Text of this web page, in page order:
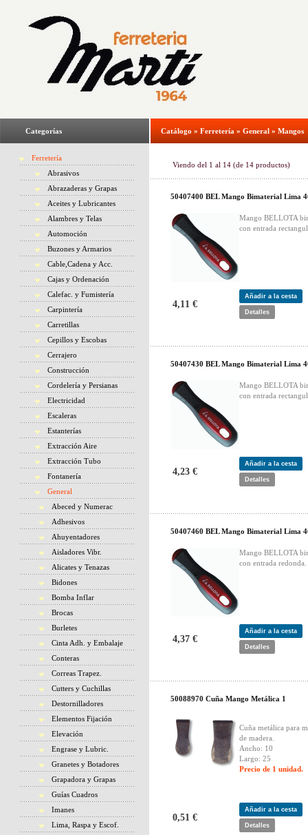
Categorías
Ferretería
Abrasivos
Abrazaderas y Grapas
Aceites y Lubricantes
Alambres y Telas
Automoción
Buzones y Armarios
Cable,Cadena y Acc.
Cajas y Ordenación
Calefac. y Fumistería
Carpintería
Carretillas
Cepillos y Escobas
Cerrajero
Construcción
Cordelería y Persianas
Electricidad
Escaleras
Estanterías
Extracción Aire
Extracción Tubo
Fontanería
General
Abeced y Numerac
Adhesivos
Ahuyentadores
Aisladores Vibr.
Alicates y Tenazas
Bidones
Bomba Inflar
Brocas
Burletes
Cinta Adh. y Embalaje
Conteras
Correas Trapez.
Cutters y Cuchillas
Destornilladores
Elementos Fijación
Elevación
Engrase y Lubric.
Granetes y Botadores
Grapadora y Grapas
Guías Cuadros
Imanes
Lima, Raspa y Escof.
Catálogo » Ferretería » General » Mangos
Viendo del 1 al 14 (de 14 productos)
50407400 BEL Mango Bimaterial Lima
Mango BELLOTA
con entrada
4,11 €
Añadir a la cesta
Detalles
50407430 BEL Mango Bimaterial Lima
Mango BELLOTA
con entrada
4,23 €
Añadir a la cesta
Detalles
50407460 BEL Mango Bimaterial Lima
Mango BELLOTA
con entrada redonda.
4,37 €
Añadir a la cesta
Detalles
50088970 Cuña Mango Metálica 1
Cuña metálica para
de madera.
Ancho: 10
Largo: 25
Precio de 1 unidad.
0,51 €
Añadir a la cesta
Detalles